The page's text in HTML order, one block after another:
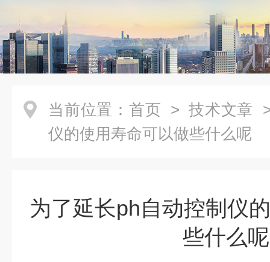
当前位置： 首页 > 技术文章
仪的使用寿命可以做些什么呢
为了延长ph自动控制仪
些什么呢